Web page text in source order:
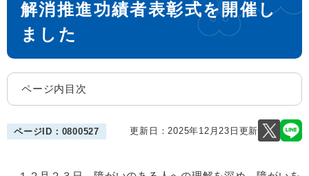
解消推進功績者表彰式を開催し
ました
ページ内目次
ページID：0800527 更新日：2025年12月23日更新